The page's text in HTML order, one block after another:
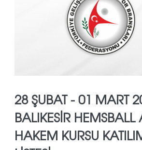
28 ŞUBAT - 01 MART
BALIKESİR HEMSBALL
HAKEM KURSU